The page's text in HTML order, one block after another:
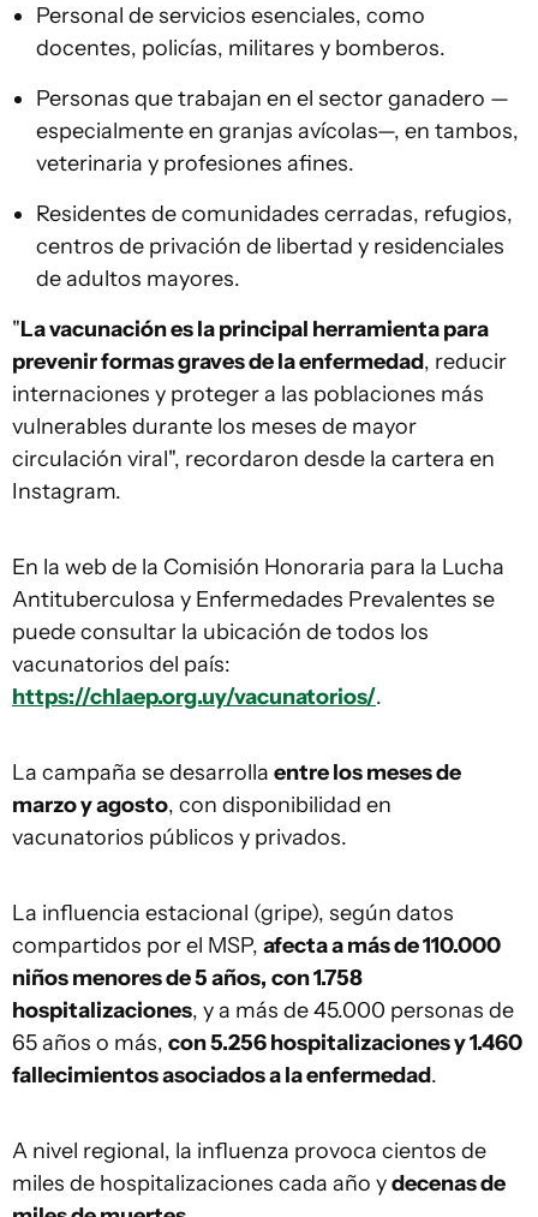
Personal de servicios esenciales, como
docentes, policías, militares y bomberos.
Personas que trabajan en el sector ganadero —
especialmente en granjas avícolas—, en tambos,
veterinaria y profesiones afines.
Residentes de comunidades cerradas, refugios,
centros de privación de libertad y residenciales
de adultos mayores.
"La vacunación es la principal herramienta para
prevenir formas graves de la enfermedad, reducir
internaciones y proteger a las poblaciones más
vulnerables durante los meses de mayor
circulación viral", recordaron desde la cartera en
Instagram.
En la web de la Comisión Honoraria para la Lucha
Antituberculosa y Enfermedades Prevalentes se
puede consultar la ubicación de todos los
vacunatorios del país:
https://chlaep.org.uy/vacunatorios/.
La campaña se desarrolla entre los meses de
marzo y agosto, con disponibilidad en
vacunatorios públicos y privados.
La influencia estacional (gripe), según datos
compartidos por el MSP, afecta a más de 110.000
niños menores de 5 años, con 1.758
hospitalizaciones, y a más de 45.000 personas de
65 años o más, con 5.256 hospitalizaciones y 1.460
fallecimientos asociados a la enfermedad.
A nivel regional, la influenza provoca cientos de
miles de hospitalizaciones cada año ydecenas de